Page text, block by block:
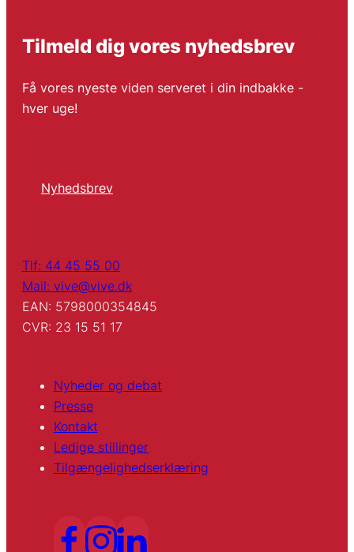
Tilmeld dig vores nyhedsbrev
Få vores nyeste viden serveret i din indbakke -
hver uge!
Nyhedsbrev
Tlf: 44 45 55 00
Mail: vive@vive.dk
EAN: 5798000354845
CVR: 23 15 51 17
Nyheder og debat
Presse
Kontakt
Ledige stillinger
Tilgængelighedserklæring